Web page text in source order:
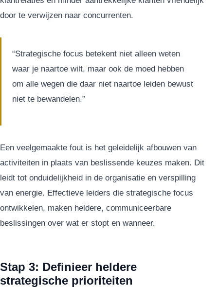
door te verwijzen naar concurrenten.
“Strategische focus betekent niet alleen weten
waar je naartoe wilt, maar ook de moed hebben
om alle wegen die daar niet naartoe leiden bewust
niet te bewandelen.”
Een veelgemaakte fout is het geleidelijk afbouwen van
activiteiten in plaats van beslissende keuzes maken. Dit
leidt tot onduidelijkheid in de organisatie en verspilling
van energie. Effectieve leiders die strategische focus
ontwikkelen, maken heldere, communiceerbare
beslissingen over wat er stopt en wanneer.
Stap 3: Definieer heldere
strategische prioriteiten